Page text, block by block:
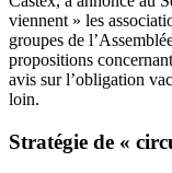
viennent » les
groupes de
propositions
avis sur l’obligation
loin.
Stratégie de «